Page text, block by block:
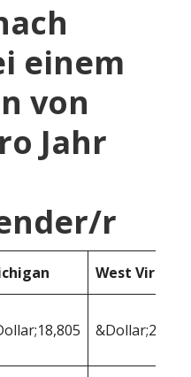
einem
von
Jahr
r
West Virginia
&Dollar;20,013